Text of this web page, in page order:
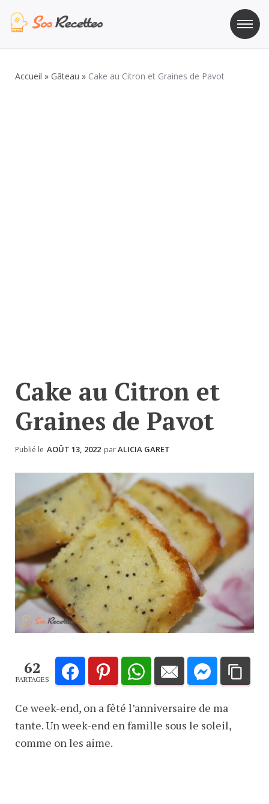
au
Accueil » Gâteau » Cake au Citron et Graines de Pavot
Cake au Citron et
Graines de Pavot
Publié le AOÛT 13, 2022 parALICIA GARET
62
PARTAGES
Ce week-end, on a fêté l’anniversaire de ma
tante. Un week-end en famille sous le soleil,
comme on les aime.